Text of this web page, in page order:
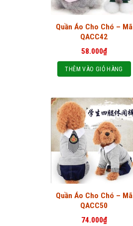
Quần Áo Cho Chó – Mã
QACC42
58.000₫
THÊM VÀO GIỎ HÀNG
Quần Áo Cho Chó – Mã
QACC50
74.000₫